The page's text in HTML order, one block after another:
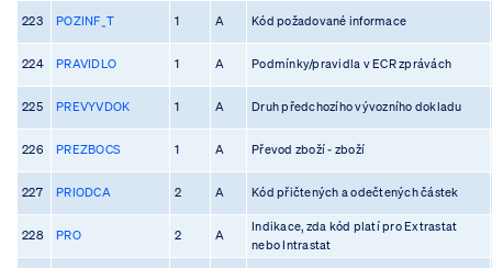
223 POZINF_T 1 A Kód požadované informace
224 PRAVIDLO 1 A Podmínky/pravidla v ECR zprávách
225 PREVYVDOK 1 A Druh předchozího vývozního dokladu
226 PREZBOCS 1 A Převod zboží - zboží
227 PRIODCA 2 A Kód přičtených a odečtených částek
228 PRO 2 A
Indikace, zda kód platí pro Extrastat
nebo Intrastat